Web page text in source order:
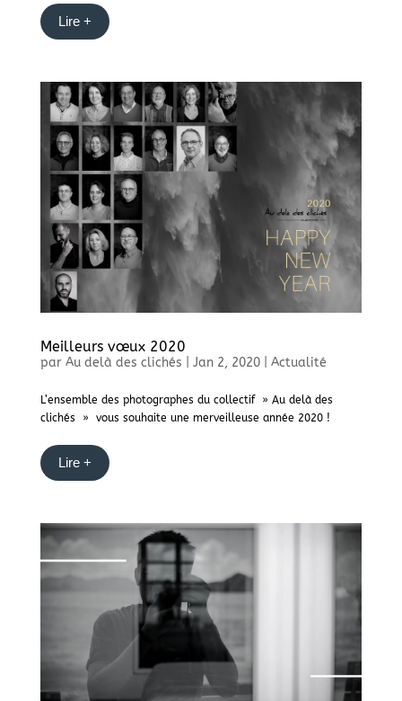
Lire +
Meilleurs vœux 2020
par Au delà des clichés Jan 2, 2020| Actualité
L’ensemble des photographes du collectif » Au delà des
clichés » vous souhaite une merveilleuse année 2020 !
Lire +